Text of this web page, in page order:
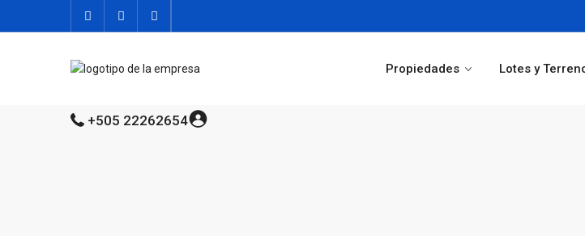
Propiedades Lotes y
+505 22262654